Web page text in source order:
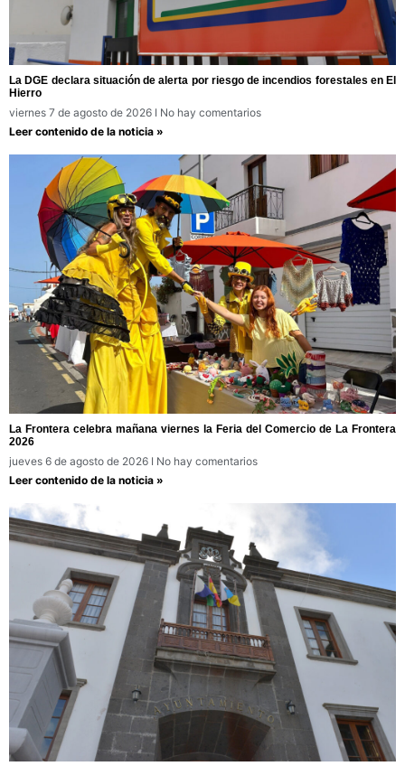
La DGE declara situación de alerta por riesgo de incendios forestales en El
Hierro
viernes 7 de agosto de 2026
No hay comentarios
Leer contenido de la noticia »
La Frontera celebra mañana viernes la Feria del Comercio de La Frontera
2026
jueves 6 de agosto de 2026
No hay comentarios
Leer contenido de la noticia »